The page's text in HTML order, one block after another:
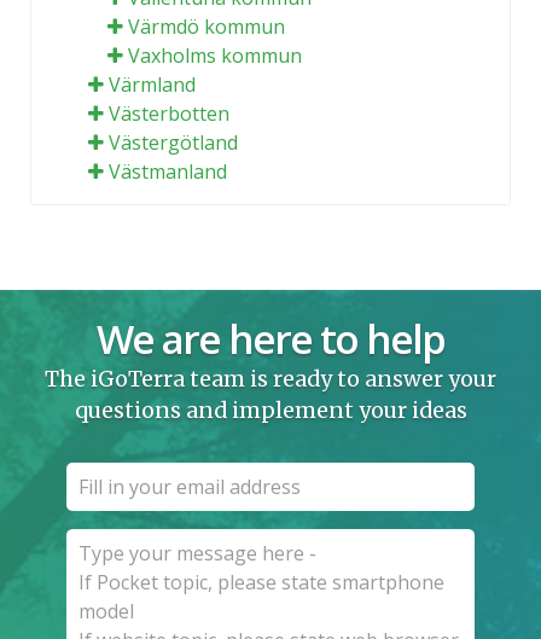
Värmdö kommun
Vaxholms kommun
Värmland
Västerbotten
Västergötland
Västmanland
We are here to help
The iGoTerra team is ready to answer your
questions and implement your ideas